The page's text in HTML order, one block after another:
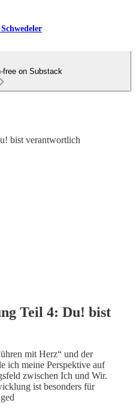
free on Substack
bist verantwortlich
Teil 4: Du! bist
mit Herz“ und der
ich meine Perspektive auf
zwischen Ich und Wir.
ist besonders für